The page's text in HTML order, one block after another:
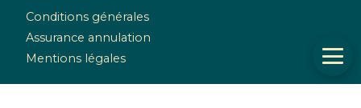
Conditions générales
Assurance annulation
Mentions légales